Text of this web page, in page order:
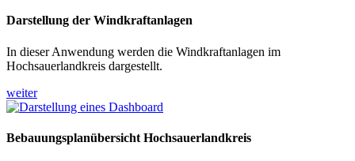
Darstellung der Windkraftanlagen
In dieser Anwendung werden die Windkraftanlagen im
Hochsauerlandkreis dargestellt.
weiter
Bebauungsplanübersicht Hochsauerlandkreis